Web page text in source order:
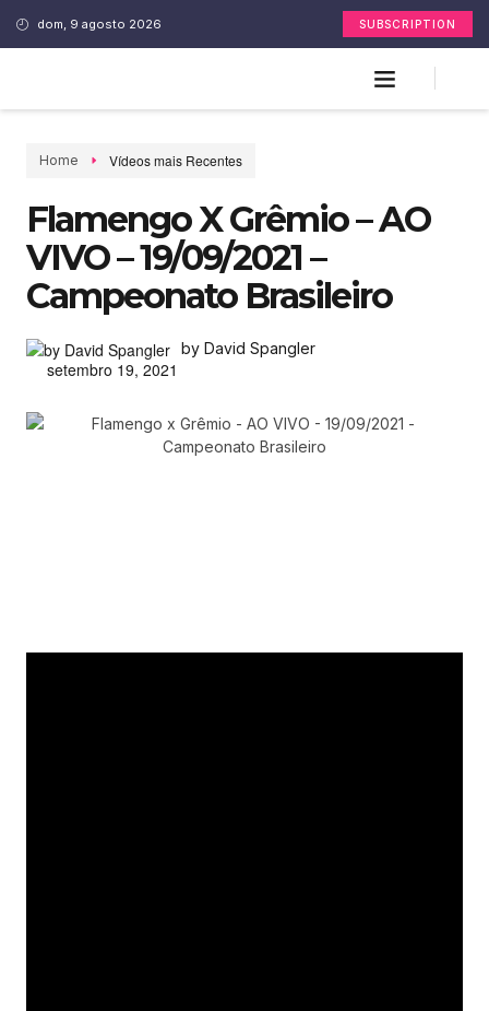
dom, 9 agosto 2026 SUBSCRIPTION
Home Vídeos mais Recentes
Flamengo X Grêmio – AO
VIVO – 19/09/2021 –
Campeonato Brasileiro
by David Spangler
setembro 19, 2021